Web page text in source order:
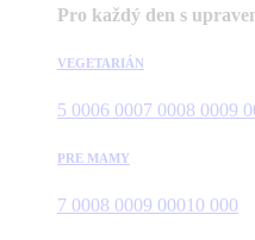
Pro každý den s
VEGETARIÁN
5 0006 0007 0008 0009
PRE MAMY
7 0008 0009 00010 000